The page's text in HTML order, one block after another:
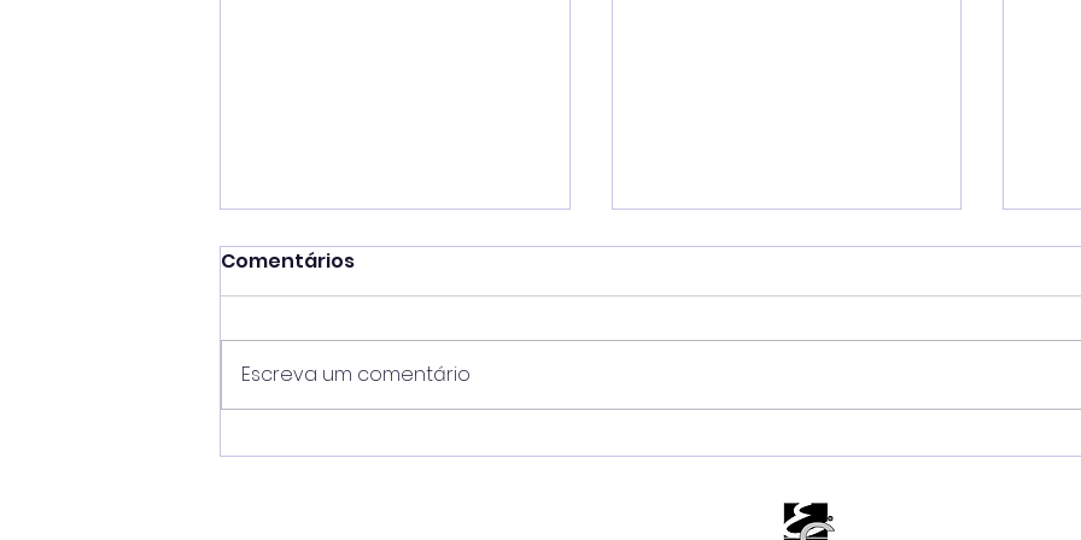
Flávia Pascoal reforça
Ubatuba registra 405
afogamentos em 2026
Comentários
Escreva um comentário